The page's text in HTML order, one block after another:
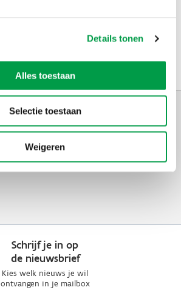
Details tonen
Alles toestaan
Selectie toestaan
Weigeren
handelskernversterking@vlaio.be
Schrijf je in op
de nieuwsbrief
Kies welk nieuws je wil
ontvangen in je mailbox